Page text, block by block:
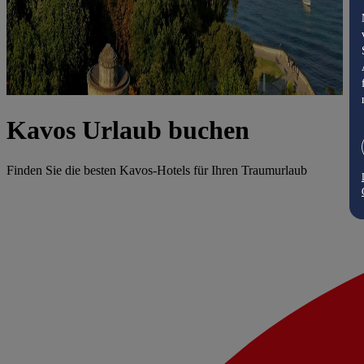
Kavos Urlaub buchen
Finden Sie die besten Kavos-Hotels für Ihren Traumurlaub